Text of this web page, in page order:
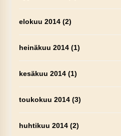
elokuu 2014(2)
heinäkuu 2014(1)
kesäkuu 2014(1)
toukokuu 2014(3)
huhtikuu 2014(2)